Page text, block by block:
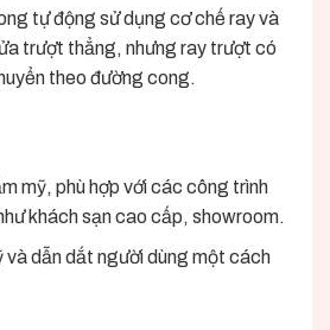
tự động sử dụng cơ chế ray và
trượt thẳng, nhưng ray trượt có
theo đường cong.
mỹ, phù hợp với các công trình
khách sạn cao cấp, showroom.
và dẫn dắt người dùng một cách